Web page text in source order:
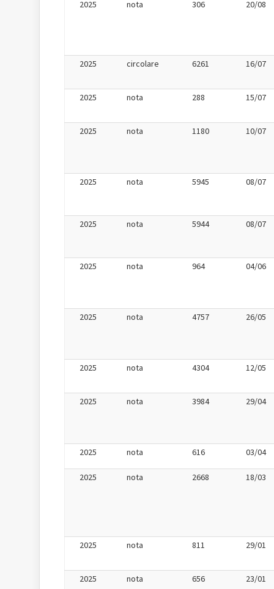
2025 nota 306 20/08
2025 circolare 6261 16/07
2025 nota 288 15/07
2025 nota 1180 10/07
2025 nota 5945 08/07
2025 nota 5944 08/07
2025 nota 964 04/06
2025 nota 4757 26/05
2025 nota 4304 12/05
2025 nota 3984 29/04
2025 nota 616 03/04
2025 nota 2668 18/03
2025 nota 811 29/01
2025 nota 656 23/01